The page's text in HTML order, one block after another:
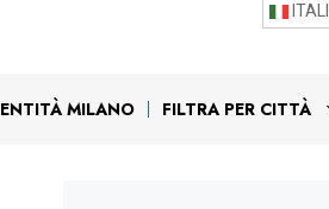
MILANO FILTRA PER CITTÀ